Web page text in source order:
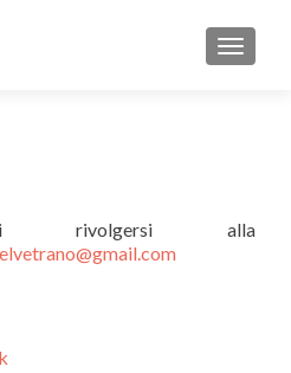
rivolgersi alla